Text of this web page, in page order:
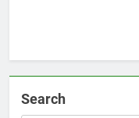
Search